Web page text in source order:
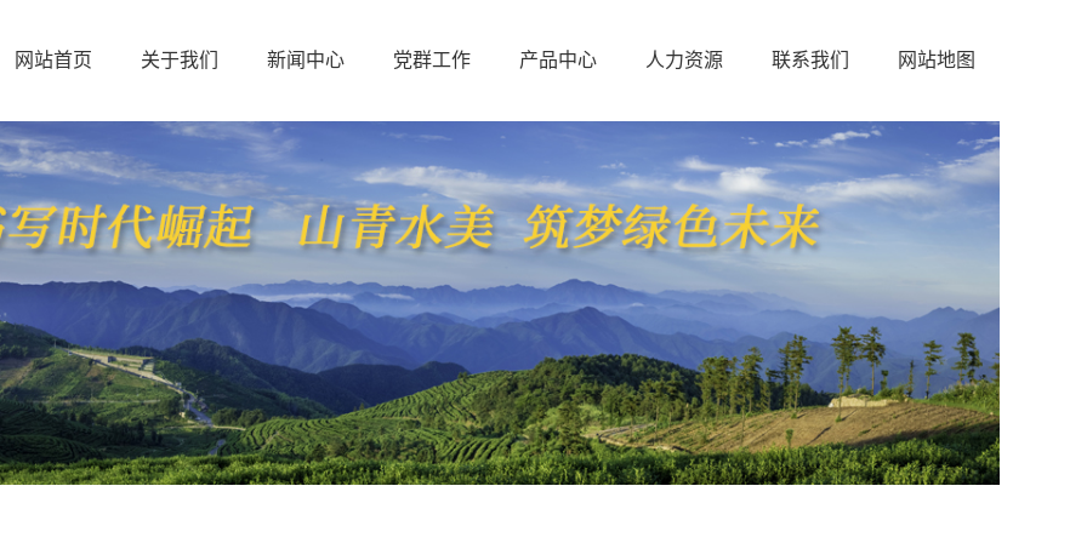
网站首页 关于我们 新闻中心 党群工作 产品中心 人力资源 联系我们 网站地图